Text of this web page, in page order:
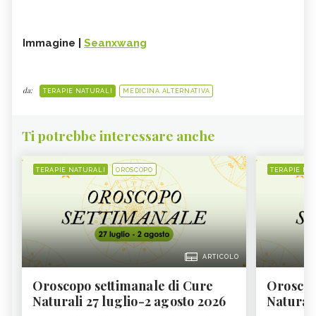
Immagine | Seanxwang
da: TERAPIE NATURALI MEDICINA ALTERNATIVA
Ti potrebbe interessare anche
TERAPIE NATURALI OROSCOPO
ARTICOLO
Oroscopo settimanale di Cure
Naturali 27 luglio-2 agosto 2026
TERAPIE